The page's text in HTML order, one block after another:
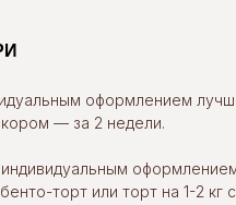
оформлением
— за 2 недели.
торт или торт на 1-2 кг